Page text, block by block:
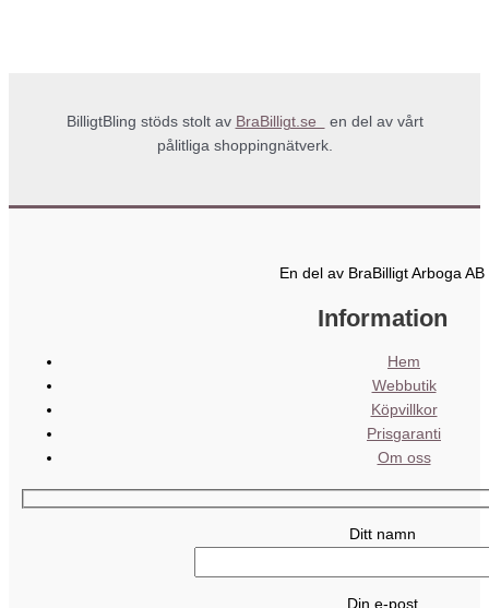
BilligtBling stöds stolt av BraBilligt.se
en del av vårt
pålitliga shoppingnätverk.
En del av BraBilligt Arboga AB
Information
Hem
Webbutik
Köpvillkor
Prisgaranti
Om oss
Ditt namn
Din e-post